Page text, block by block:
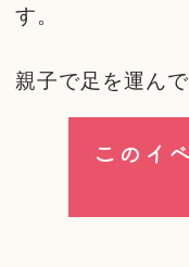
す。
親子で足を運ん
このイ